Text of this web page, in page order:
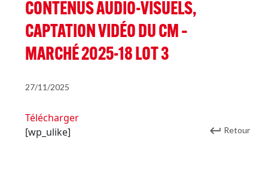
CONTENUS AUDIO-VISUELS,
CAPTATION VIDÉO DU CM –
MARCHÉ 2025-18 LOT 3
27/11/2025
Télécharger
[wp_ulike]
Retour